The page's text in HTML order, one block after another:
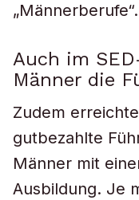
„Männerberufe“.
Auch im
Männer die
Zudem
gutbezahlte
Männer mit
Ausbildung. Je